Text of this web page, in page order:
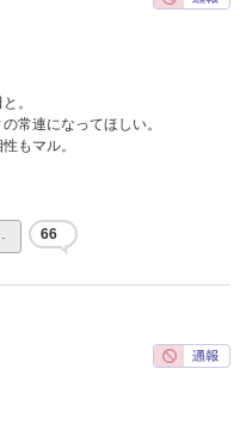
。
常連になってほしい。
もマル。
66